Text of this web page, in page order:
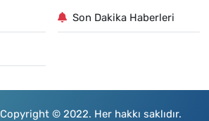
Son Dakika Haberleri
Copyright © 2022. Her hakkı saklıdır.